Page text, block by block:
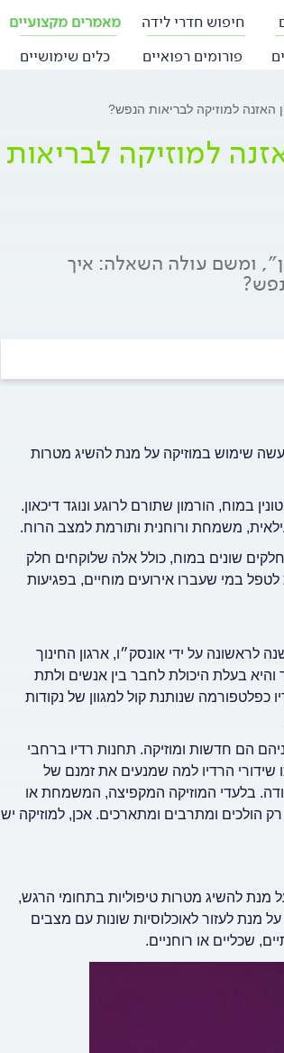
חיפוש חדרי לידה מאמרים מקצועיים
פורומים רפואיים כלים שימושיים
האזנה למוזיקה לבריאות הנפש?
למוזיקה לבריאות
ואמון״, ומשם עולה השאלה: איך
שימוש במוזיקה על מנת להשיג מטרות
במוח, הורמון שתורם לרוגע ונוגד דיכאון.
משמחת ורוחנית ותורמת למצב הרוח.
שונים במוח, כולל אלה שלוקחים חלק
במי שעברו אירועים מוחיים, בפגיעות
שנה ב-13 בפברואר מצוין ברחבי העולם יום הרדיו העולמי, שהוכרז לפני כ-11 שנה לראשונה על ידי אונסק״ו, ארגון החינוך
והיא בעלת היכולת לחבר בין אנשים ולתת
כפלטפורמה שנותנת קול למגוון של נקודות
הם חדשות ומוזיקה. תחנות רדיו ברחבי
שידורי הרדיו למה שמנעים את זמנם של
בלעדי המוזיקה המקפיצה, המשמחת או
ומתרבים ומתארכים. אכן, למוזיקה יש
מנת להשיג מטרות טיפוליות בתחומי הרגש,
מנת לעזור לאוכלוסיות שונות עם מצבים
שכליים או רוחניים.